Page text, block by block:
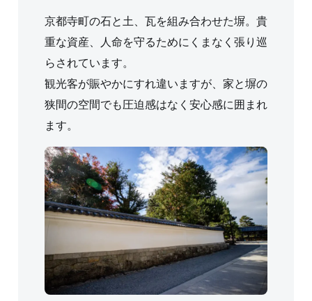
京都寺町の石と土、瓦を組み合わせた塀。貴
重な資産、人命を守るためにくまなく張り巡
らされています。
観光客が賑やかにすれ違いますが、家と塀の
狭間の空間でも圧迫感はなく安心感に囲まれ
ます。